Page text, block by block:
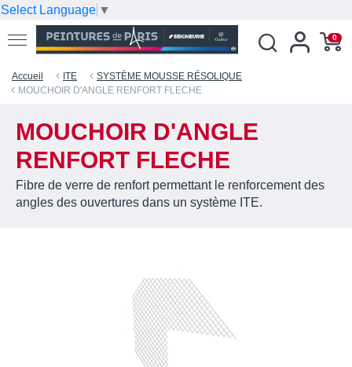
Select Language ▼
0
Accueil ITE
SYSTÈME MOUSSE RÉSOLIQUE
MOUCHOIR D'ANGLE RENFORT FLECHE
MOUCHOIR D'ANGLE
RENFORT FLECHE
Fibre de verre de renfort permettant le renforcement des
angles des ouvertures dans un système ITE.